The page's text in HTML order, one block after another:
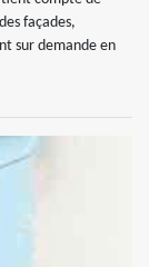
façades,
sur demande en